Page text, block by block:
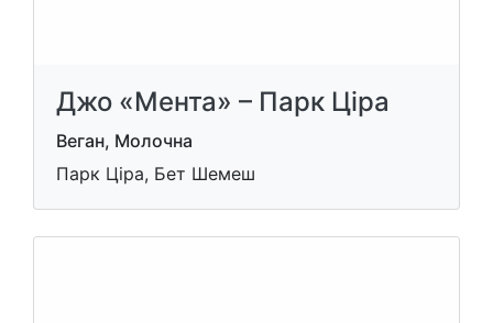
Джо «Мента» – Парк Ціра
Веган, Молочна
Парк Ціра, Бет Шемеш